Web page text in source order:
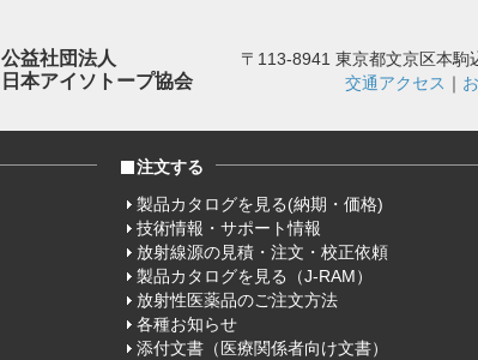
公益社団法人
日本アイソトープ協会
〒113-8941 東京都文京区本駒
交通アクセス ｜
注文する
製品カタログを見る(納期・価格)
技術情報・サポート情報
放射線源の見積・注文・校正依頼
製品カタログを見る（J-RAM）
放射性医薬品のご注文方法
各種お知らせ
添付文書（医療関係者向け文書）